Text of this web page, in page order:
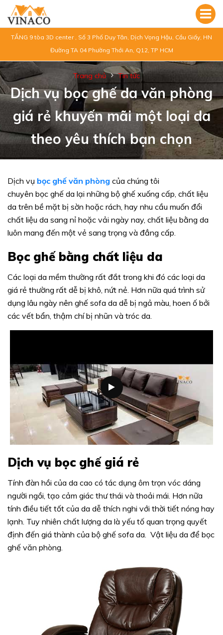
TẦNG 9 tòa 3D center , Số 3 Phố Duy Tân, Dịch Vọng Hậu, Cầu Giấy, HN
Đường TA 04 Phường Thới An, Q12, TP HCM
Trang chủ Tin tức
Dịch vụ bọc ghế da văn phòng
giá rẻ khuyến mãi một loại da
theo yêu thích bạn chọn
Dịch vụ bọc ghế văn phòng của chúng tôi
chuyên bọc ghế da lại những bộ ghế xuống cấp, chất liệu
da trên bề mặt bị sờn hoặc rách, hay nhu cầu muốn đổi
chất liệu da sang nỉ hoặc vải ngày nay, chất liệu bằng da
luôn mang đến một vẻ sang trọng và đẳng cấp.
Bọc ghế bằng chất liệu da
Các loại da mềm thường rất đắt trong khi đó các loại da
giá rẻ thường rất dễ bị khô, nứt nẻ. Hơn nữa quá trình sử
dụng lâu ngày nên ghế sofa da dễ bị ngả màu, hoen ố bởi
các vết bẩn, thậm chí bị nhũn và tróc da.
Dịch vụ bọc ghế giá rẻ
Tính đàn hồi của da cao có tác dụng ôm trọn vóc dáng
người ngồi, tạo cảm giác thư thái và thoải mái. Hơn nữa
tính điều tiết tốt của da dễ thích nghi với thời tiết nóng hay
lạnh. Tuy nhiên chất lượng da là yếu tố quan trọng quyết
định đến giá thành của bộ ghế sofa da. Vật liệu da để bọc
ghế văn phòng.